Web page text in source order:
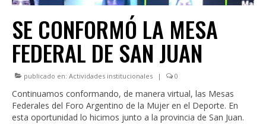
NOTICIAS
SE CONFORMÓ LA MESA
FEDERAL DE SAN JUAN
publicado en: Actividades institucionales | 0
Continuamos conformando, de manera virtual, las Mesas
Federales del Foro Argentino de la Mujer en el Deporte. En
esta oportunidad lo hicimos junto a la provincia de San Juan.